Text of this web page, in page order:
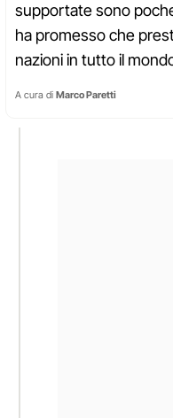
supportate sono
ha promesso che
nazioni in tutto il
A cura di Marco Paretti